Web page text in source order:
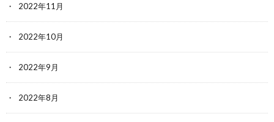
2022年11月
2022年10月
2022年9月
2022年8月